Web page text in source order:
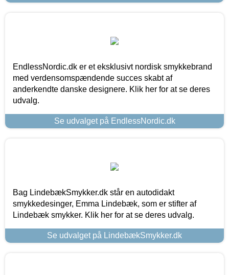
EndlessNordic.dk er et eksklusivt nordisk smykkebrand
med verdensomspændende succes skabt af
anderkendte danske designere. Klik her for at se deres
udvalg.
Se udvalget på EndlessNordic.dk
Bag LindebækSmykker.dk står en autodidakt
smykkedesinger, Emma Lindebæk, som er stifter af
Lindebæk smykker. Klik her for at se deres udvalg.
Se udvalget på LindebækSmykker.dk